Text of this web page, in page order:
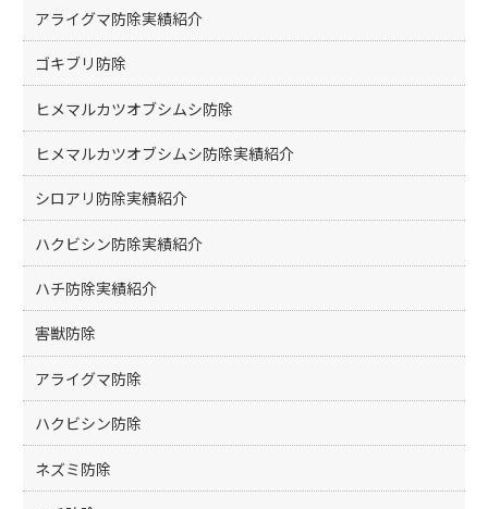
アライグマ防除実績紹介
ゴキブリ防除
ヒメマルカツオブシムシ防除
ヒメマルカツオブシムシ防除実績紹介
シロアリ防除実績紹介
ハクビシン防除実績紹介
ハチ防除実績紹介
害獣防除
アライグマ防除
ハクビシン防除
ネズミ防除